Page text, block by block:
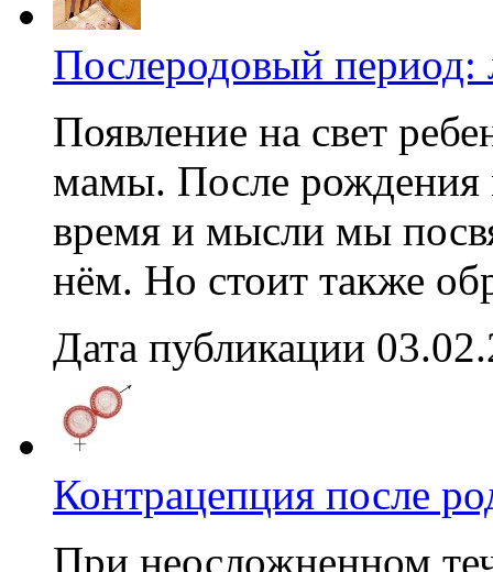
Послеродовый период:
Появление на свет
мамы. После рождения
время и мысли мы
нём. Но стоит также
Дата публикации
Контрацепция после
При неосложненном